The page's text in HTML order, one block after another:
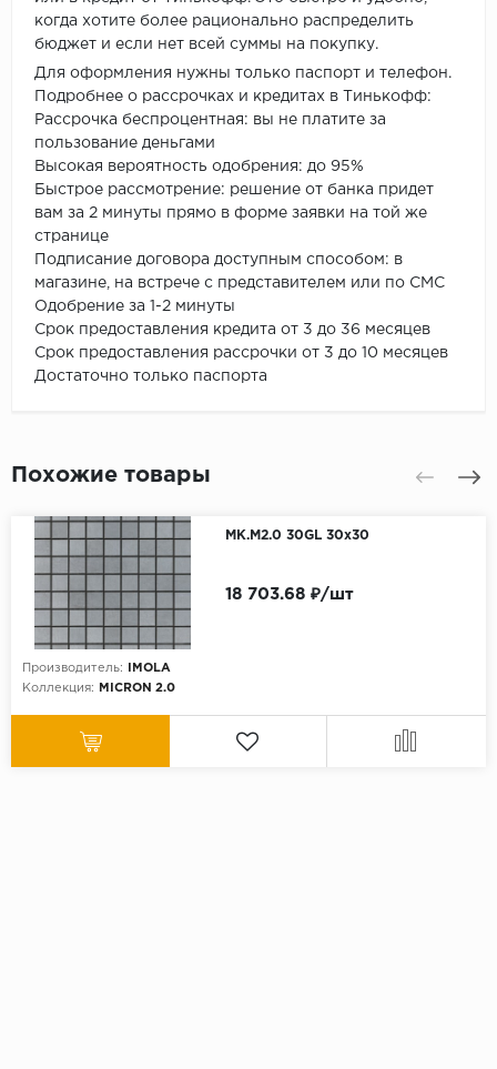
когда хотите более рационально распределить
бюджет и если нет всей суммы на покупку.
Для оформления нужны только паспорт и телефон.
Подробнее о рассрочках и кредитах в Тинькофф:
Рассрочка беспроцентная: вы не платите за
пользование деньгами
Высокая вероятность одобрения: до 95%
Быстрое рассмотрение: решение от банка придет
вам за 2 минуты прямо в форме заявки на той же
странице
Подписание договора доступным способом: в
магазине, на встрече с представителем или по СМС
Одобрение за 1-2 минуты
Срок предоставления кредита от 3 до 36 месяцев
Срок предоставления рассрочки от 3 до 10 месяцев
Достаточно только паспорта
Похожие товары
MK.M2.0 30GL 30x30
Производитель:
IMOLA
Коллекция:
MICRON 2.0
18 703.68 ₽/шт